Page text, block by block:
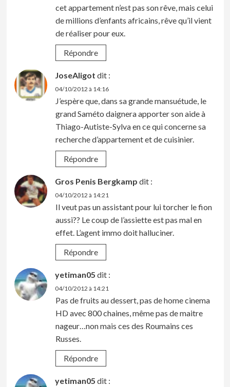
cet appartement n’est pas son rêve, mais celui
de millions d’enfants africains, rêve qu’il vient
de réaliser pour eux.
Répondre
JoseAligot dit :
04/10/2012 à 14:16
J’espère que, dans sa grande mansuétude, le
grand Saméto daignera apporter son aide à
Thiago-Autiste-Sylva en ce qui concerne sa
recherche d’appartement et de cuisinier.
Répondre
Gros Penis Bergkamp dit :
04/10/2012 à 14:21
Il veut pas un assistant pour lui torcher le fion
aussi?? Le coup de l’assiette est pas mal en
effet. L’agent immo doit halluciner.
Répondre
yetiman05 dit :
04/10/2012 à 14:21
Pas de fruits au dessert, pas de home cinema
HD avec 800 chaines, même pas de maitre
nageur…non mais ces des Roumains ces
Russes.
Répondre
yetiman05 dit :